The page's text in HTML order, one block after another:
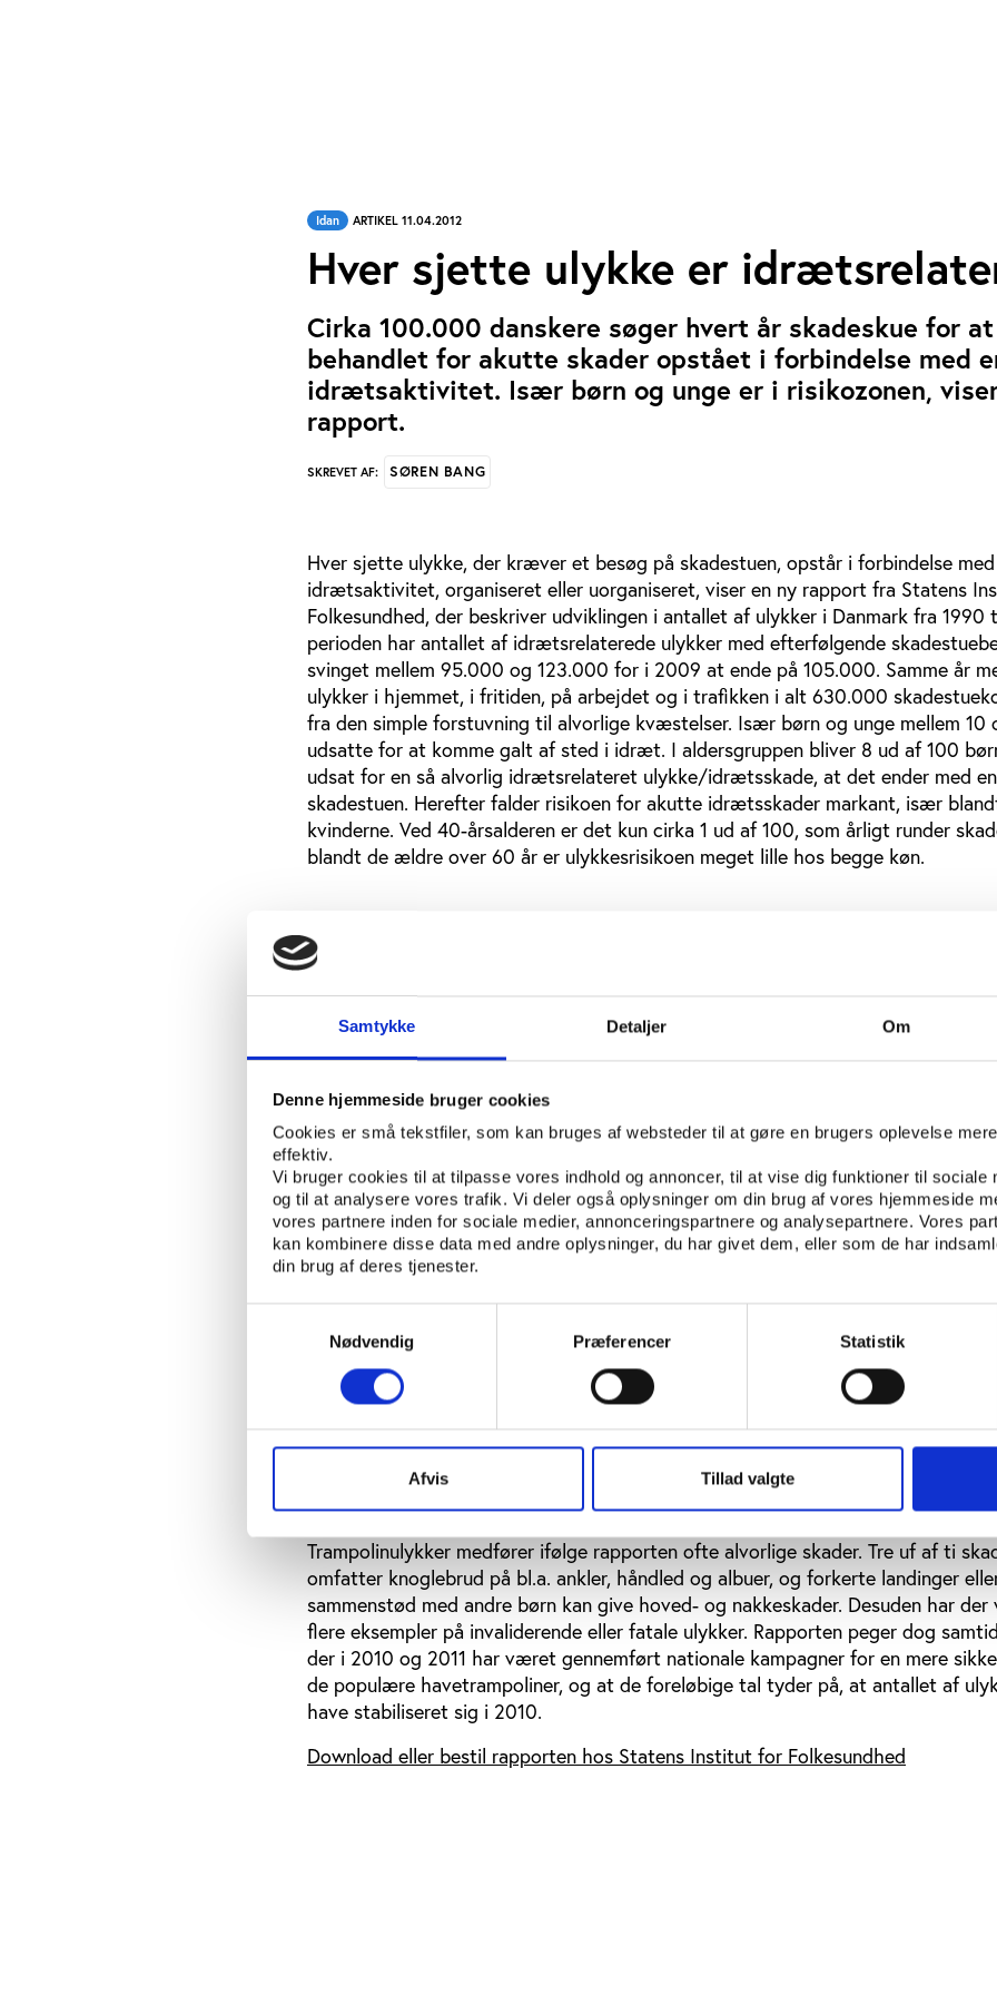
Samtykke Detaljer Om
Denne hjemmeside bruger cookies
Cookies er små tekstfiler, som kan bruges af websteder til at gøre en brugers oplevelse mere
effektiv.
Vi bruger cookies til at tilpasse vores indhold og annoncer, til at vise dig funktioner til sociale
og til at analysere vores trafik. Vi deler også oplysninger om din brug af vores hjemmeside
vores partnere inden for sociale medier, annonceringspartnere og analysepartnere. Vores
kan kombinere disse data med andre oplysninger, du har givet dem, eller som de har
din brug af deres tjenester.
Nødvendig
Præferencer Statistik
Afvis Tillad valgte
Idan ARTIKEL 11.04.2012
Hver sjette ulykke er
Cirka 100.000 danskere søger hvert år skadeskue for
behandlet for akutte skader opstået i forbindelse med
idrætsaktivitet. Især børn og unge er i risikozonen,
rapport.
SKREVET AF: SØREN BANG
Hver sjette ulykke, der kræver et besøg på skadestuen, opstår i forbindelse
idrætsaktivitet, organiseret eller uorganiseret, viser en ny rapport fra Statens
Folkesundhed, der beskriver udviklingen i antallet af ulykker i Danmark fra 1990
perioden har antallet af idrætsrelaterede ulykker med efterfølgende
svinget mellem 95.000 og 123.000 for i 2009 at ende på 105.000. Samme år
ulykker i hjemmet, i fritiden, på arbejdet og i trafikken i alt 630.000
fra den simple forstuvning til alvorlige kvæstelser. Især børn og unge mellem 10
udsatte for at komme galt af sted i idræt. I aldersgruppen bliver 8 ud af 100
udsat for en så alvorlig idrætsrelateret ulykke/idrætsskade, at det ender med
skadestuen. Herefter falder risikoen for akutte idrætsskader markant, især
kvinderne. Ved 40-årsalderen er det kun cirka 1 ud af 100, som årligt runder
blandt de ældre over 60 år er ulykkesrisikoen meget lille hos begge køn.
Opgjort i antal skadestuehenvendelser er uheld under fodboldspil langt den
Begge idrætsgrene er meget udbredte, ligesom de indebærer direkte kontakt
cirka en tredjedel kommer galt af sted på grund af akut overbelastning, f.eks.
fødder og ankel. Forstuvninger er den hyppigste skade i både fodbold og
alvorlig er skadesprofilen i ridning, der ligger på tredjepladsen over idrætsgrene
akutte skader. 8 pct. af alle de registrerede skader i ridning sker på hjerne eller
pct. resulterer i en hjernerystelse. Rapporten peger samtidig på, at fald fra
medfører alvorlige skader. Halvdelen af de behandlingskrævende skader i ridning
efter fald, og hvert fjerde fald resulterer i knoglebrud, mens 14 pct. omfatter
hoved/kranieskader.
De farlige havetrampoliner
Rapporten har viet et særligt afsnit til rulleskøjter, skateboards og trampoliner,
haft stor betydning for at antallet af hjemme- og fritidsulykker hos børn i de
Mens antallet af rulleskøjteskader har været kraftigt faldende siden
toppede i sidste halvdel af 1990’erne, er havetrampolinen i dag den store
Trampolinulykker medfører ifølge rapporten ofte alvorlige skader. Tre uf af ti
omfatter knoglebrud på bl.a. ankler, håndled og albuer, og forkerte landinger
sammenstød med andre børn kan give hoved- og nakkeskader. Desuden har
flere eksempler på invaliderende eller fatale ulykker. Rapporten peger dog
der i 2010 og 2011 har været gennemført nationale kampagner for en mere
de populære havetrampoliner, og at de foreløbige tal tyder på, at antallet af
have stabiliseret sig i 2010.
Download eller bestil rapporten hos Statens Institut for Folkesundhed